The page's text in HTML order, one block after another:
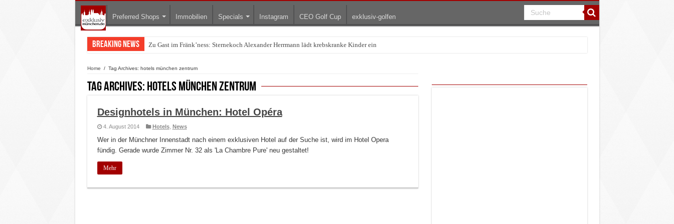
Preferred Shops Immobilien Specials Instagram CEO Golf Cup exklusiv-golfen
Breaking News Zu Gast im Fränk’ness: Sternekoch Alexander Herrmann lädt krebskranke Kinder ein
Warum München gerade zum Treffpunkt der Lingerie-Branche wurde
Home / Tag Archives: hotels münchen zentrum
Tag Archives: hotels münchen zentrum
Designhotels in München: Hotel Opéra
4. August 2014 Hotels, News
Wer in der Münchner Innenstadt nach einem exklusiven Hotel auf der Suche ist, wird im Hotel Opera
fündig. Gerade wurde Zimmer Nr. 32 als 'La Chambre Pure' neu gestaltet!
Mehr